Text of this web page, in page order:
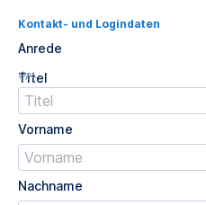
Kontakt- und Logindaten
Anrede
Titel
Opt.
Vorname
Nachname